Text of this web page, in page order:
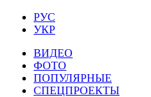
РУС
УКР
ВИДЕО
ФОТО
ПОПУЛЯРНЫЕ
СПЕЦПРОЕКТЫ